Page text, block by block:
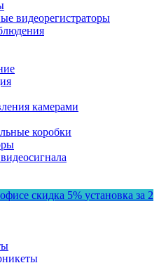
видеорегистраторы
камерами
коробки
скидка 5% установка за 2